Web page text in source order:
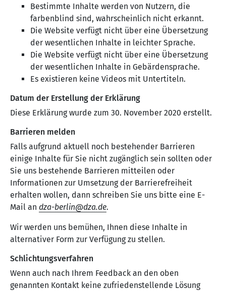
Bestimmte Inhalte werden von Nutzern, die
farbenblind sind, wahrscheinlich nicht erkannt.
Die Website verfügt nicht über eine Übersetzung
der wesentlichen Inhalte in leichter Sprache.
Die Website verfügt nicht über eine Übersetzung
der wesentlichen Inhalte in Gebärdensprache.
Es existieren keine Videos mit Untertiteln.
Datum der Erstellung der Erklärung
Diese Erklärung wurde zum 30. November 2020 erstellt.
Barrieren melden
Falls aufgrund aktuell noch bestehender Barrieren
einige Inhalte für Sie nicht zugänglich sein sollten oder
Sie uns bestehende Barrieren mitteilen oder
Informationen zur Umsetzung der Barrierefreiheit
erhalten wollen, dann schreiben Sie uns bitte eine E-
Mail an dza-berlin dza de.
Wir werden uns bemühen, Ihnen diese Inhalte in
alternativer Form zur Verfügung zu stellen.
Schlichtungsverfahren
Wenn auch nach Ihrem Feedback an den oben
genannten Kontakt keine zufriedenstellende Lösung